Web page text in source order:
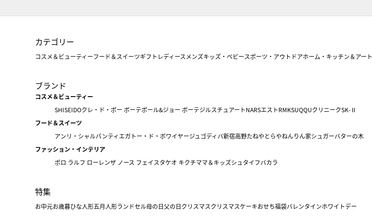
カテゴリー
コスメ＆ビューティーフード＆スイーツギフト レディースメンズキッズ・ベビースポーツ・アウトドアホーム・キッチン＆アート
ブランド
コスメ＆ビューティー
SHISEIDOクレ・ド・ポー ボーテポール&ジョー ボーテジルスチュアートNARSエストRMKSUQQUクリニークSK-Ⅱ
フード＆スイーツ
アンリ・シャルパンティエガトー・ド・ボワイヤージュゴディバ新宿高野たねやとらやねんりん家シュガーバターの木
ファッション・インテリア
ポロ ラルフ ローレンザ ノース フェイスタケオ キクチママ＆キッズシュタイフバカラ
特集
お中元お歳暮ひな人形五月人形ランドセル母の日父の日クリスマスクリスマスケーキおせち福袋バレンタインホワイトデー